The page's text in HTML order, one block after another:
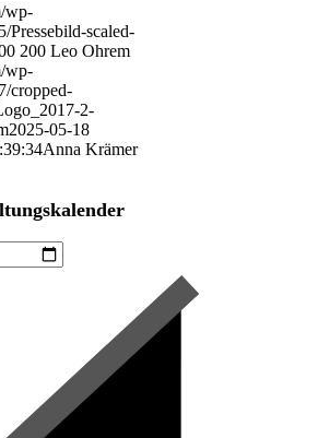
wp-
Pressebild-scaled-
200 Leo Ohrem
wp-
cropped-
2-
2025-05-18
Anna Krämer